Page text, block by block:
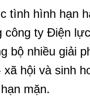
tình hình hạn
công ty Điện
bộ nhiều giải
hội và sinh
mặn.